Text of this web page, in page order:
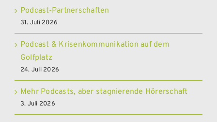
Podcast-Partnerschaften
31. Juli 2026
Podcast & Krisenkommunikation auf dem
Golfplatz
24. Juli 2026
Mehr Podcasts, aber stagnierende Hörerschaft
3. Juli 2026